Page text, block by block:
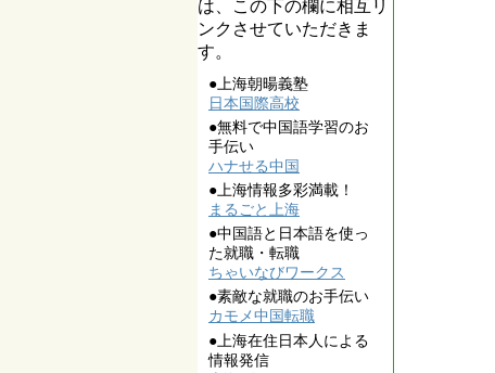
は、この下の欄に相互リ
ンクさせていただきま
す。
●上海朝暘義塾
日本国際高校
●無料で中国語学習のお
手伝い
ハナせる中国
●上海情報多彩満載！
まるごと上海
●中国語と日本語を使っ
た就職・転職
ちゃいなびワークス
●素敵な就職のお手伝い
カモメ中国転職
●上海在住日本人による
情報発信